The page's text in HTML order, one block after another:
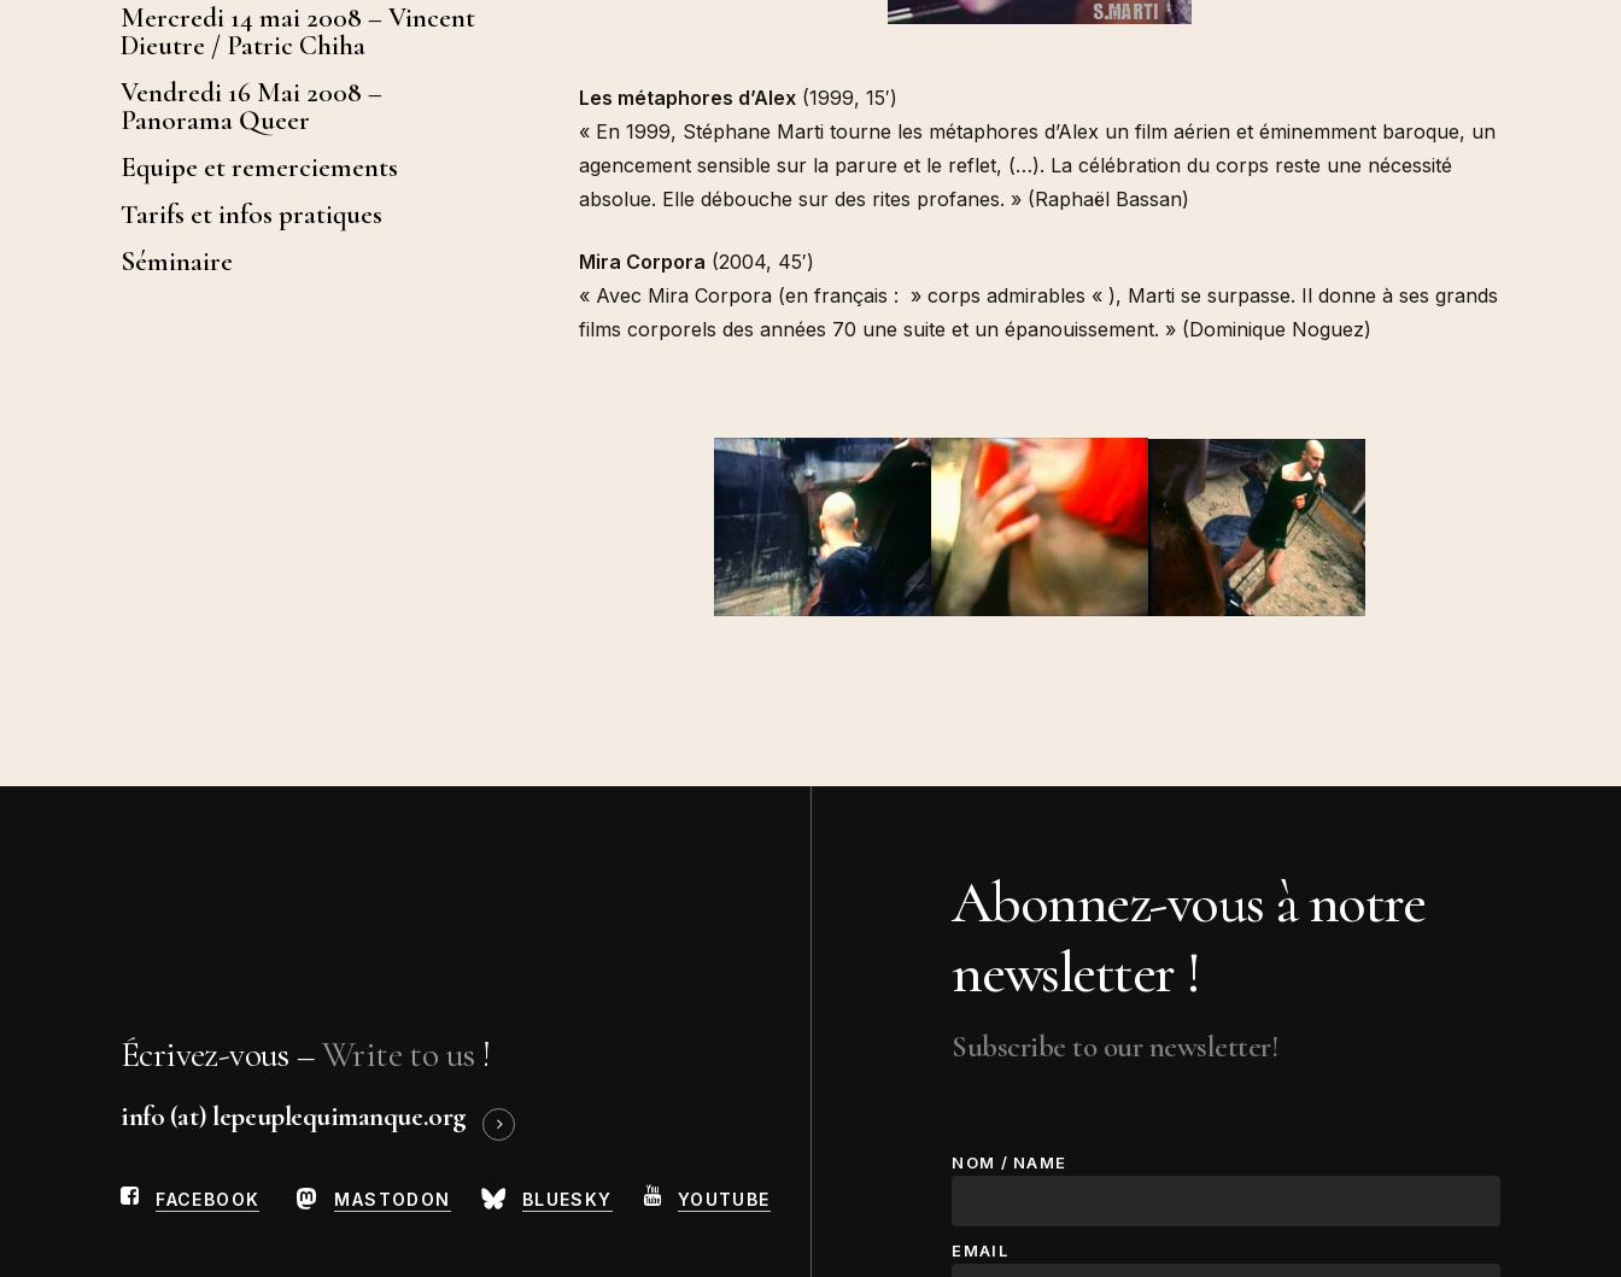
Les métaphores d’Alex (1999, 15′)
« En 1999, Stéphane Marti tourne les métaphores d’Alex un film aérien et éminemment baroque, un
agencement sensible sur la parure et le reflet, (…). La célébration du corps reste une nécessité
absolue. Elle débouche sur des rites profanes. » (Raphaël Bassan)
Mira Corpora (2004, 45′)
« Avec Mira Corpora (en français : » corps admirables « ), Marti se surpasse. Il donne à ses grands
films corporels des années 70 une suite et un épanouissement. » (Dominique Noguez)
Mercredi 14 mai 2008 – Vincent
Dieutre / Patric Chiha
Vendredi 16 Mai 2008 –
Panorama Queer
Equipe et remerciements
Tarifs et infos pratiques
Séminaire
Écrivez-vous –Write to us !
info (at) lepeuplequimanque.org
FACEBOOK MASTODON BLUESKY YOUTUBE
Abonnez-vous à notre
newsletter !
Subscribe to our newsletter!
NOM / NAME
EMAIL